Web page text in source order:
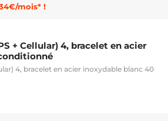
mois* !
+ Cellular) 4, bracelet en acier
4, bracelet en acier inoxydable blanc 40